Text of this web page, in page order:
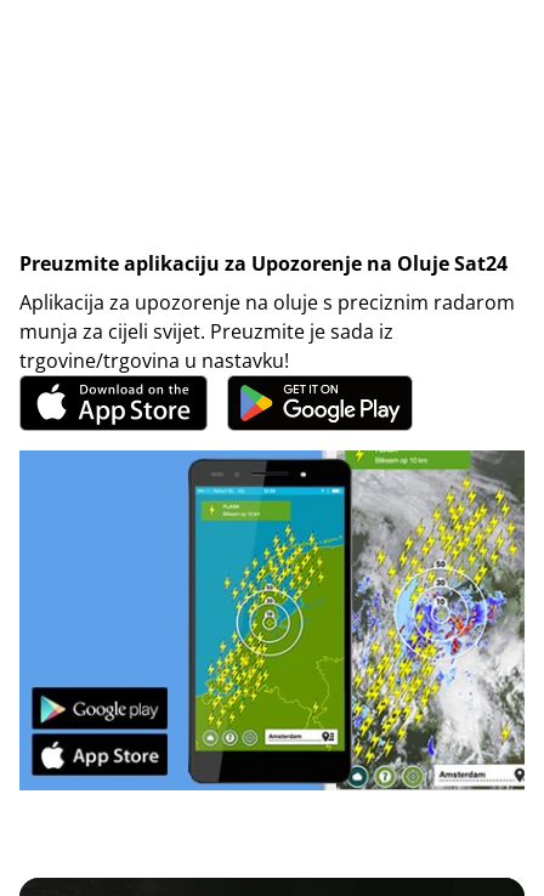
Preuzmite aplikaciju za Upozorenje na Oluje Sat24
Aplikacija za upozorenje na oluje s preciznim radarom
munja za cijeli svijet. Preuzmite je sada iz
trgovine/trgovina u nastavku!